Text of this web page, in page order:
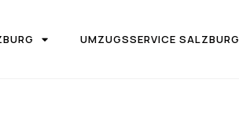
UMZUGSSERVICE SALZBURG